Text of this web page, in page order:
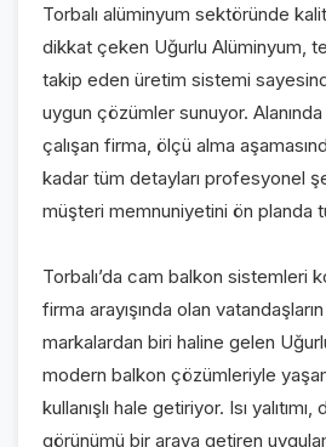
Torbalı alüminyum sektöründe
dikkat çeken Uğurlu Alüminyum,
takip eden üretim sistemi
uygun çözümler sunuyor.
çalışan firma, ölçü alma
kadar tüm detayları profesyonel
müşteri memnuniyetini ön planda
Torbalı’da cam balkon sistemleri
firma arayışında olan
markalardan biri haline gelen
modern balkon çözümleriyle
kullanışlı hale getiriyor. Isı
görünümü bir araya getiren